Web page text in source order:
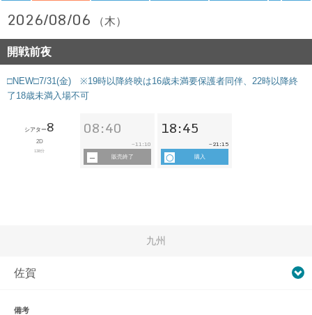
2026/08/06 （木）
開戦前夜
□NEW□7/31(金) ※19時以降終映は16歳未満要保護者同伴、22時以降終
了18歳未満入場不可
シアター8
2D
138分
08:40
~11:10
販売終了
18:45
~21:15
購入
九州
佐賀
備考